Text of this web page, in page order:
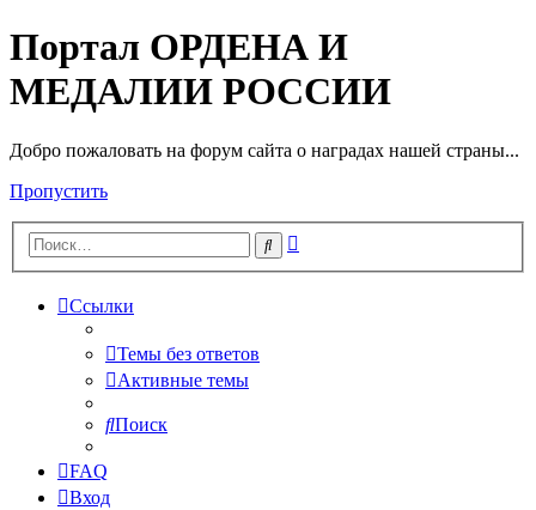
Портал ОРДЕНА И
МЕДАЛИИ РОССИИ
Добро пожаловать на форум сайта о наградах нашей страны...
Пропустить
Поиск
Ссылки
Темы без ответов
Активные темы
Поиск
FAQ
Вход